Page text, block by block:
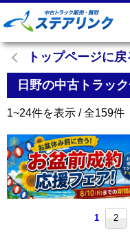
トップページに戻
日野の中古トラッ
1~24件を表示 / 全159件
1 2